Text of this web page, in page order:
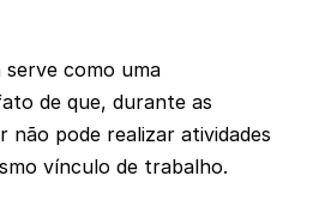
serve como uma
de que, durante as
não pode realizar atividades
vínculo de trabalho.